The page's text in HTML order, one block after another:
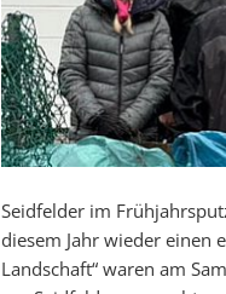
Seidfelder im
diesem Jahr wieder einen
Landschaft“ waren am